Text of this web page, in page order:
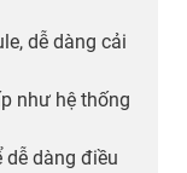
dễ dàng cải
như hệ thống
dễ dàng điều